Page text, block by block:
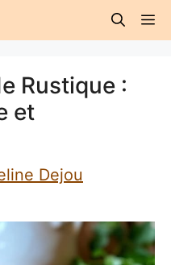
Rustique :
et
Dejou